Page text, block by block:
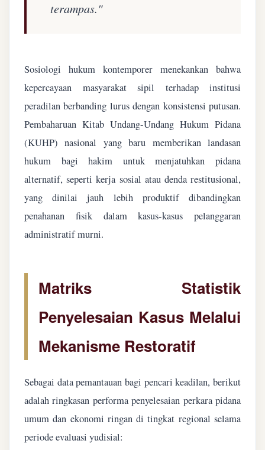
terampas."
Sosiologi hukum kontemporer menekankan bahwa
kepercayaan masyarakat sipil terhadap institusi
peradilan berbanding lurus dengan konsistensi putusan.
Pembaharuan Kitab Undang-Undang Hukum Pidana
(KUHP) nasional yang baru memberikan landasan
hukum bagi hakim untuk menjatuhkan pidana
alternatif, seperti kerja sosial atau denda restitusional,
yang dinilai jauh lebih produktif dibandingkan
penahanan fisik dalam kasus-kasus pelanggaran
administratif murni.
Matriks Statistik
Penyelesaian Kasus Melalui
Mekanisme Restoratif
Sebagai data pemantauan bagi pencari keadilan, berikut
adalah ringkasan performa penyelesaian perkara pidana
umum dan ekonomi ringan di tingkat regional selama
periode evaluasi yudisial: